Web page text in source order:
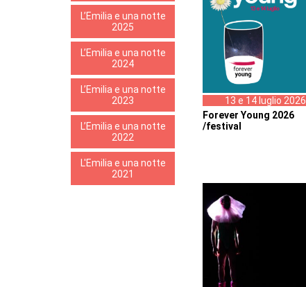
L’Emilia e una notte
2025
L’Emilia e una notte
2024
L’Emilia e una notte
2023
L’Emilia e una notte
2022
L'Emilia e una notte
2021
13 e 14 luglio 2026
Forever Young 2026
/festival